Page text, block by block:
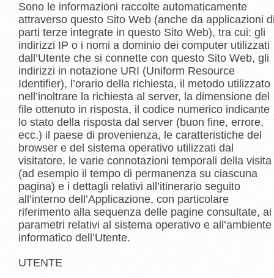
Sono le informazioni raccolte automaticamente
attraverso questo Sito Web (anche da applicazioni
parti terze integrate in questo Sito Web), tra cui: gli
indirizzi IP o i nomi a dominio dei computer utilizzati
dall’Utente che si connette con questo Sito Web, gli
indirizzi in notazione URI (Uniform Resource
Identifier), l’orario della richiesta, il metodo utilizzato
nell’inoltrare la richiesta al server, la dimensione del
file ottenuto in risposta, il codice numerico indicante
lo stato della risposta dal server (buon fine, errore,
ecc.) il paese di provenienza, le caratteristiche del
browser e del sistema operativo utilizzati dal
visitatore, le varie connotazioni temporali della visita
(ad esempio il tempo di permanenza su ciascuna
pagina) e i dettagli relativi all’itinerario seguito
all’interno dell’Applicazione, con particolare
riferimento alla sequenza delle pagine consultate, ai
parametri relativi al sistema operativo e all’ambiente
informatico dell’Utente.
UTENTE